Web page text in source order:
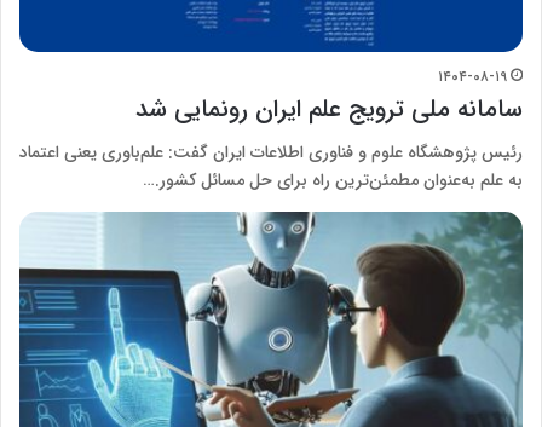
۱۴۰۴-۰۸-۱۹
سامانه ملی ترویج علم ایران رونمایی شد
رئیس پژوهشگاه علوم و فناوری اطلاعات ایران گفت: علم‌باوری یعنی اعتماد
به علم به‌عنوان مطمئن‌ترین راه برای حل مسائل کشور.…